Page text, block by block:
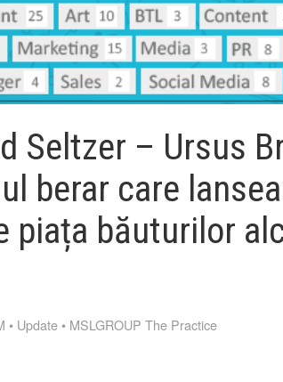
Seltzer – Ursus
berar care
piața băuturilor
• Update • MSLGROUP The Practice